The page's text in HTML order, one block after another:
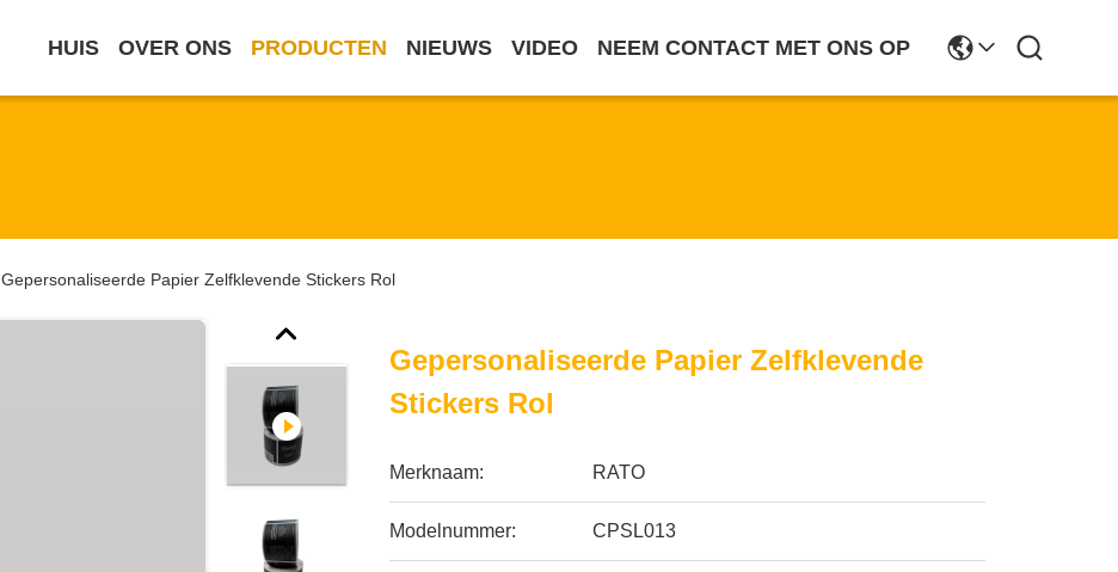
HUIS OVER ONS PRODUCTEN NIEUWS VIDEO NEEM CONTACT MET ONS OP
Gepersonaliseerde Papier Zelfklevende Stickers Rol
Gepersonaliseerde Papier Zelfklevende
Stickers Rol
Merknaam: RATO
Modelnummer: CPSL013